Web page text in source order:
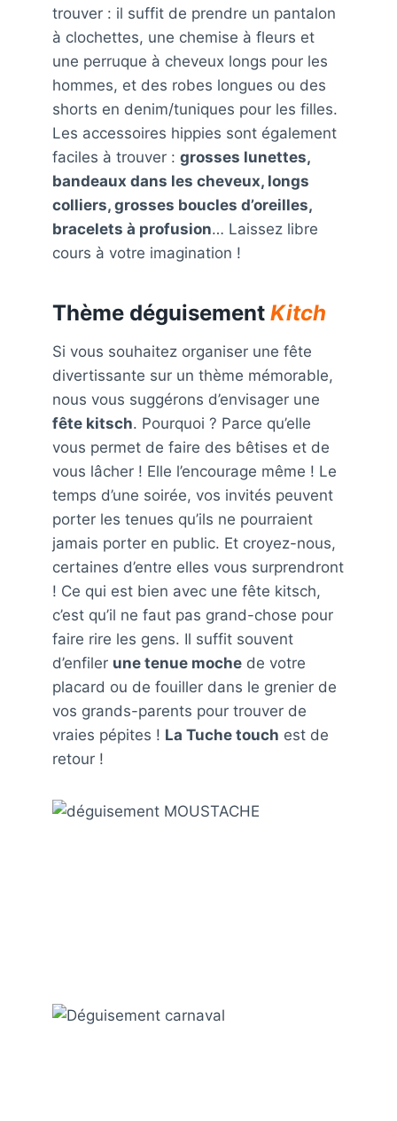
trouver : il suffit de prendre un pantalon
à clochettes, une chemise à fleurs et
une perruque à cheveux longs pour les
hommes, et des robes longues ou des
shorts en denim/tuniques pour les filles.
Les accessoires hippies sont également
faciles à trouver : grosses lunettes,
bandeaux dans les cheveux, longs
colliers, grosses boucles d’oreilles,
bracelets à profusion… Laissez libre
cours à votre imagination !
Thème déguisement Kitch
Si vous souhaitez organiser une fête
divertissante sur un thème mémorable,
nous vous suggérons d’envisager une
fête kitsch. Pourquoi ? Parce qu’elle
vous permet de faire des bêtises et de
vous lâcher ! Elle l’encourage même ! Le
temps d’une soirée, vos invités peuvent
porter les tenues qu’ils ne pourraient
jamais porter en public. Et croyez-nous,
certaines d’entre elles vous surprendront
! Ce qui est bien avec une fête kitsch,
c’est qu’il ne faut pas grand-chose pour
faire rire les gens. Il suffit souvent
d’enfiler une tenue moche de votre
placard ou de fouiller dans le grenier de
vos grands-parents pour trouver de
vraies pépites ! La Tuche touch est de
retour !